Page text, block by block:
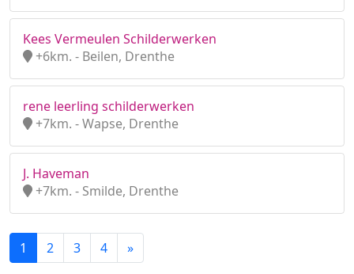
Kees Vermeulen Schilderwerken
+6km. - Beilen, Drenthe
rene leerling schilderwerken
+7km. - Wapse, Drenthe
J. Haveman
+7km. - Smilde, Drenthe
1 2 3 4 »